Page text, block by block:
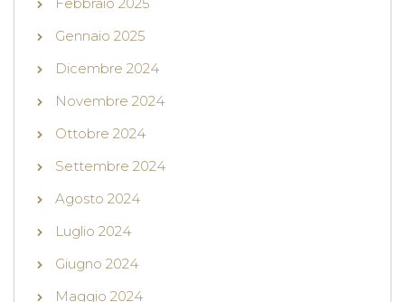
Gennaio 2025
Dicembre 2024
Novembre 2024
Ottobre 2024
Settembre 2024
Agosto 2024
Luglio 2024
Giugno 2024
Maggio 2024